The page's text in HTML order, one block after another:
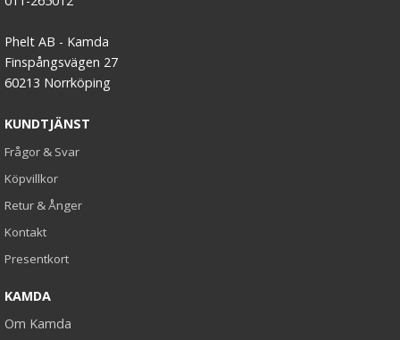
Phelt AB - Kamda
Finspångsvägen 27
60213 Norrköping
KUNDTJÄNST
Frågor & Svar
Köpvillkor
Retur & Ånger
Kontakt
Presentkort
KAMDA
Om Kamda